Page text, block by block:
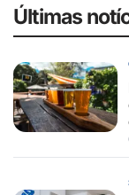
Últimas